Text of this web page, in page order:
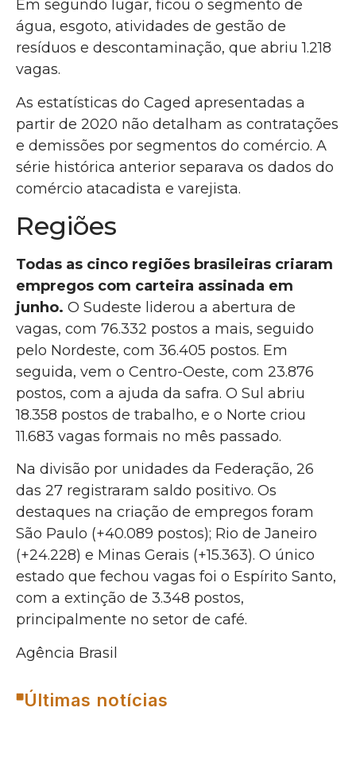
Em segundo lugar, ficou o segmento de
água, esgoto, atividades de gestão de
resíduos e descontaminação, que abriu 1.218
vagas.
As estatísticas do Caged apresentadas a
partir de 2020 não detalham as contratações
e demissões por segmentos do comércio. A
série histórica anterior separava os dados do
comércio atacadista e varejista.
Regiões
Todas as cinco regiões brasileiras criaram
empregos com carteira assinada em
junho. O Sudeste liderou a abertura de
vagas, com 76.332 postos a mais, seguido
pelo Nordeste, com 36.405 postos. Em
seguida, vem o Centro-Oeste, com 23.876
postos, com a ajuda da safra. O Sul abriu
18.358 postos de trabalho, e o Norte criou
11.683 vagas formais no mês passado.
Na divisão por unidades da Federação, 26
das 27 registraram saldo positivo. Os
destaques na criação de empregos foram
São Paulo (+40.089 postos); Rio de Janeiro
(+24.228) e Minas Gerais (+15.363). O único
estado que fechou vagas foi o Espírito Santo,
com a extinção de 3.348 postos,
principalmente no setor de café.
Agência Brasil
Últimas notícias